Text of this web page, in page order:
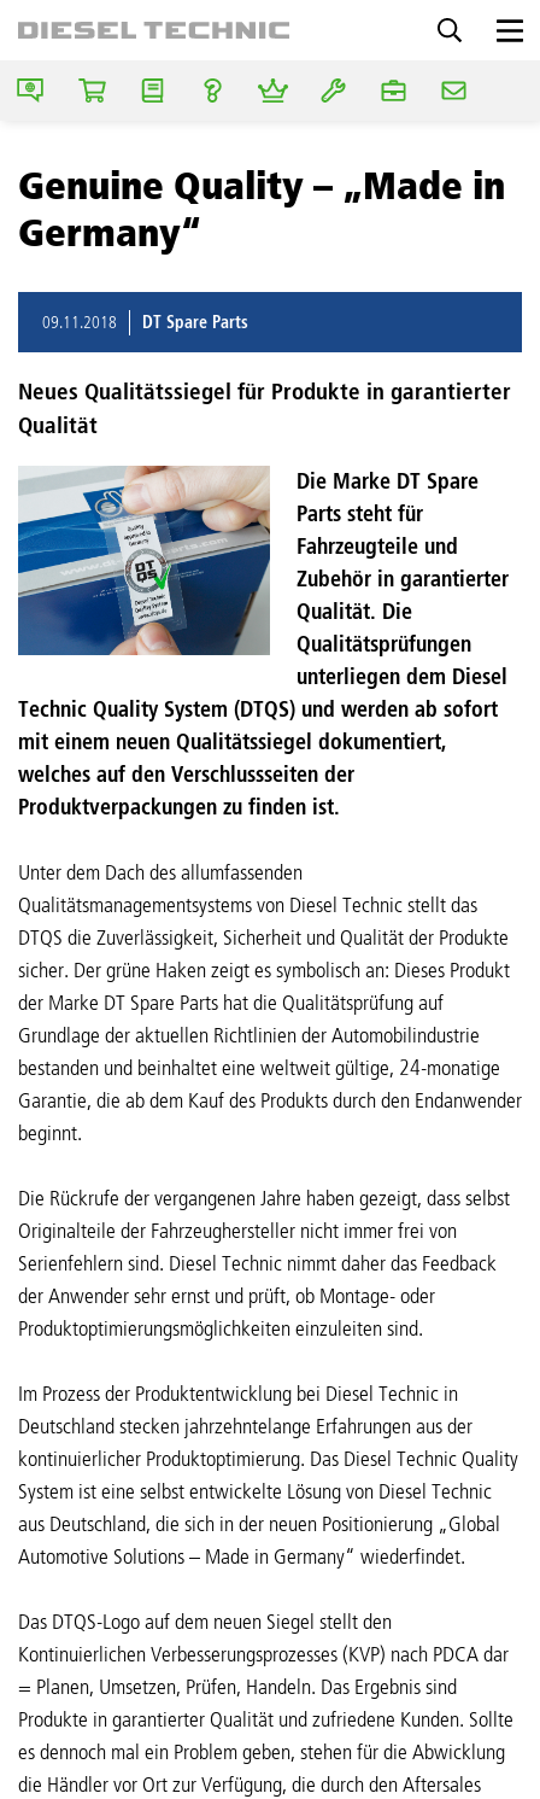
Genuine Quality – „Made in
Germany“
09.11.2018 DT Spare Parts
Neues Qualitätssiegel für Produkte in garantierter
Qualität
Die Marke DT Spare
Parts steht für
Fahrzeugteile und
Zubehör in garantierter
Qualität. Die
Qualitätsprüfungen
unterliegen dem Diesel
Technic Quality System (DTQS) und werden ab sofort
mit einem neuen Qualitätssiegel dokumentiert,
welches auf den Verschlussseiten der
Produktverpackungen zu finden ist.
Unter dem Dach des allumfassenden
Qualitätsmanagementsystems von Diesel Technic stellt das
DTQS die Zuverlässigkeit, Sicherheit und Qualität der Produkte
sicher. Der grüne Haken zeigt es symbolisch an: Dieses Produkt
der Marke DT Spare Parts hat die Qualitätsprüfung auf
Grundlage der aktuellen Richtlinien der Automobilindustrie
bestanden und beinhaltet eine weltweit gültige, 24-monatige
Garantie, die ab dem Kauf des Produkts durch den Endanwender
beginnt.
Die Rückrufe der vergangenen Jahre haben gezeigt, dass selbst
Originalteile der Fahrzeughersteller nicht immer frei von
Serienfehlern sind. Diesel Technic nimmt daher das Feedback
der Anwender sehr ernst und prüft, ob Montage- oder
Produktoptimierungsmöglichkeiten einzuleiten sind.
Im Prozess der Produktentwicklung bei Diesel Technic in
Deutschland stecken jahrzehntelange Erfahrungen aus der
kontinuierlicher Produktoptimierung. Das Diesel Technic Quality
System ist eine selbst entwickelte Lösung von Diesel Technic
aus Deutschland, die sich in der neuen Positionierung „Global
Automotive Solutions – Made in Germany“ wiederfindet.
Das DTQS-Logo auf dem neuen Siegel stellt den
Kontinuierlichen Verbesserungsprozesses (KVP) nach PDCA dar
= Planen, Umsetzen, Prüfen, Handeln. Das Ergebnis sind
Produkte in garantierter Qualität und zufriedene Kunden. Sollte
es dennoch mal ein Problem geben, stehen für die Abwicklung
die Händler vor Ort zur Verfügung, die durch den Aftersales